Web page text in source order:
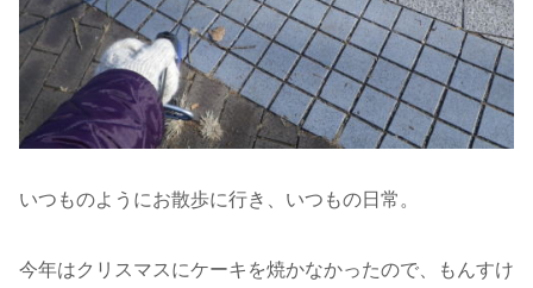
いつものようにお散歩に行き、いつもの日常。
今年はクリスマスにケーキを焼かなかったので、もんすけ